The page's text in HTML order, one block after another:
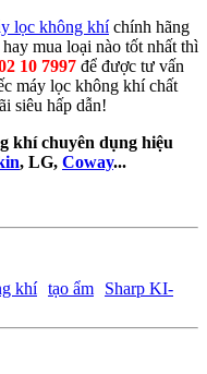
lọc không khíchính hãng
mua loại nào tốt nhất thì
10 7997 để được tư vấn
máy lọc không khí chất
siêu hấp dẫn!
khí chuyên dụng hiệu
, LG, Coway...
khí tạo ẩm
Sharp KI-